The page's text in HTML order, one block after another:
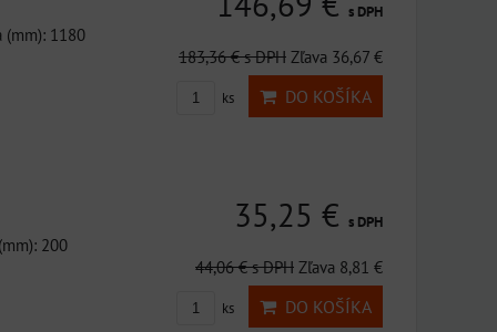
(mm): 1180
s DPH
183,36 €s DPH Zľava 36,67 €
ks DO KOŠÍKA
200
35,25 € s DPH
44,06 €s DPH Zľava 8,81 €
ks DO KOŠÍKA